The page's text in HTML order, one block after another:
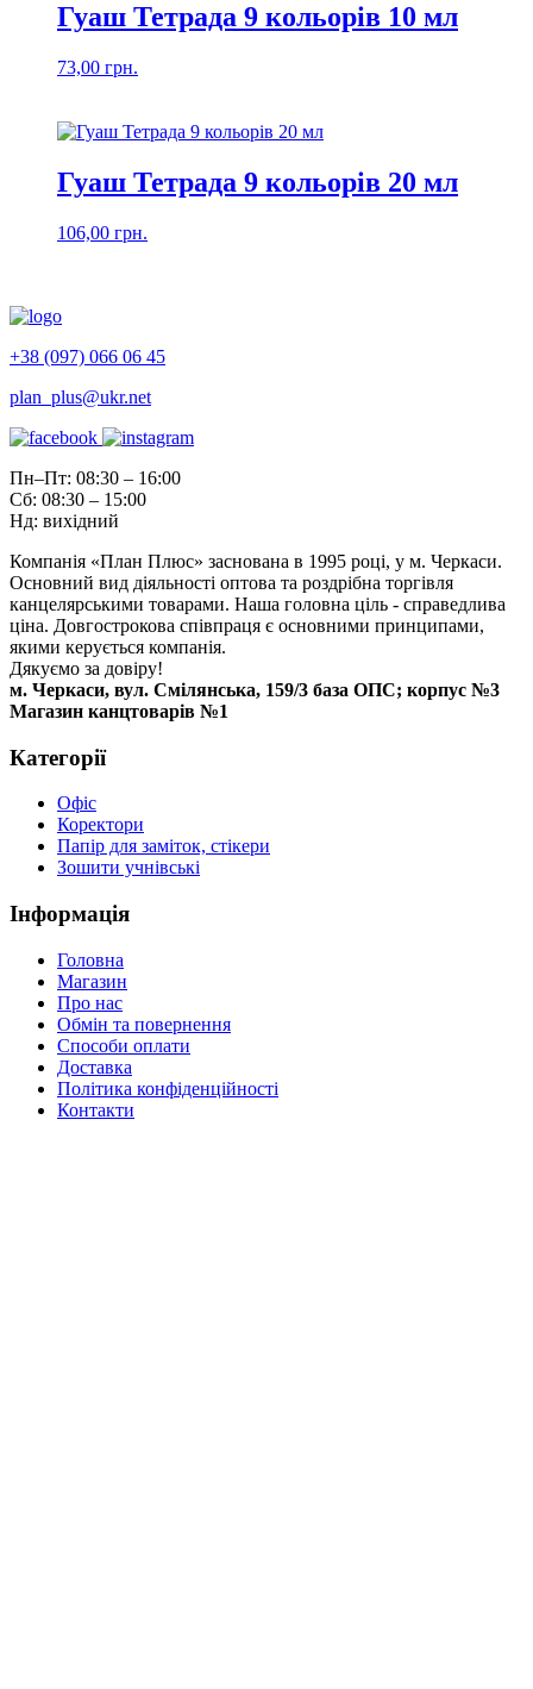
Гуаш Тетрада 9 кольорів 10 мл
73,00 грн.
Гуаш Тетрада 9 кольорів 20 мл
106,00 грн.
+38 (097) 066 06 45
plan_plus@ukr.net
Пн–Пт: 08:30 – 16:00
Сб: 08:30 – 15:00
Нд: вихідний
Компанія «План Плюс» заснована в 1995 році, у м. Черкаси.
Основний вид діяльності оптова та роздрібна торгівля
канцелярськими товарами. Наша головна ціль - справедлива
ціна. Довгострокова співпраця є основними принципами,
якими керується компанія.
Дякуємо за довіру!
м. Черкаси, вул. Смілянська, 159/3 база ОПС; корпус №3
Магазин канцтоварів №1
Категорії
Офіс
Коректори
Папір для заміток, стікери
Зошити учнівські
Інформація
Головна
Магазин
Про нас
Обмін та повернення
Способи оплати
Доставка
Політика конфіденційності
Контакти